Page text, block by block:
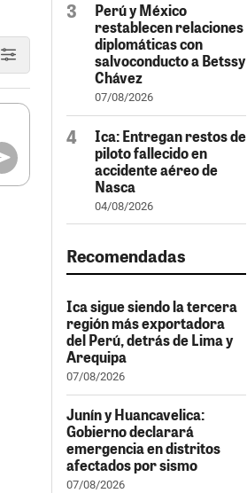
Perú y México
restablecen relaciones
diplomáticas con
salvoconducto a Betssy
Chávez
07/08/2026
Ica: Entregan restos de
piloto fallecido en
accidente aéreo de
Nasca
04/08/2026
Recomendadas
Ica sigue siendo la tercera
región más exportadora
del Perú, detrás de Lima y
Arequipa
07/08/2026
Junín y Huancavelica:
Gobierno declarará
emergencia en distritos
afectados por sismo
07/08/2026